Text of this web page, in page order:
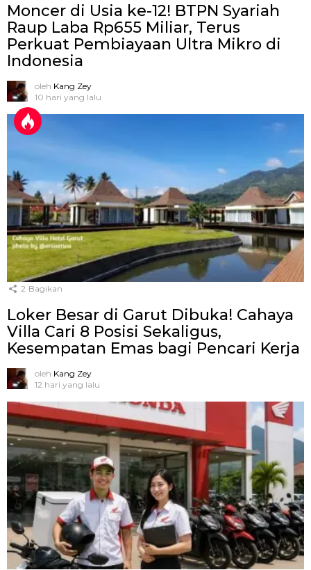
Moncer di Usia ke-12! BTPN Syariah
Raup Laba Rp655 Miliar, Terus
Perkuat Pembiayaan Ultra Mikro di
Indonesia
oleh Kang Zey
10 hari yang lalu
2 Bagikan
Loker Besar di Garut Dibuka! Cahaya
Villa Cari 8 Posisi Sekaligus,
Kesempatan Emas bagi Pencari Kerja
oleh Kang Zey
12 hari yang lalu